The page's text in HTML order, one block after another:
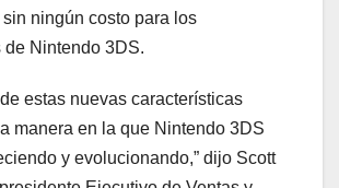
ningún costo para los
de Nintendo 3DS.
estas nuevas características
manera en la que Nintendo 3DS
y evolucionando,” dijo Scott